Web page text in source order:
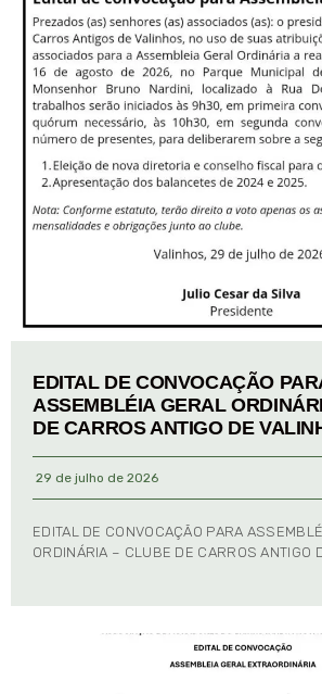
EDITAL DE CONVOCAÇÃO
ASSEMBLÉIA GERAL
DE CARROS ANTIGO DE
29 de julho de 2026
EDITAL DE CONVOCAÇÃO PARA
ORDINÁRIA – CLUBE DE CARROS ANTIGO